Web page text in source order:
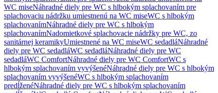
WC miseNáhradné diely pre WC s hlbokým splachovaním pre
splachovaciu nádržku umiestnenú na WC miseWC s hlbokým
splachovanímNáhradné diely pre WC s hlbokým
splachovanímNadomietkové splachovacie nádržky pre WC, zo
sanitárnej keramikyUmiestnené na WC miseWC sedadláNáhradné
diely pre WC sedadláWC sedadláNáhradné diely pre WC
sedadláWC ComfortNáhradné diely pre WC ComfortWC s
hlbokým splachovaním vyvýšenéNáhradné diely pre WC s hlbokým
splachovaním vyvýšenéWC s hlbokým splachovaním
predĺženéNáhradné diely pre WC s hlbokým splachovaním